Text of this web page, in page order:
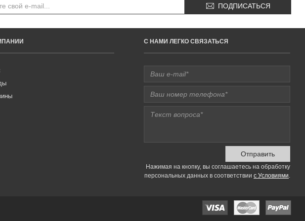
ПОДПИСАТЬСЯ
C НАМИ ЛЕГКО СВЯЗАТЬСЯ
Отправить
Нажимая на кнопку, вы соглашаетесь на обработку
персональных данных в соответствии с Условиями.